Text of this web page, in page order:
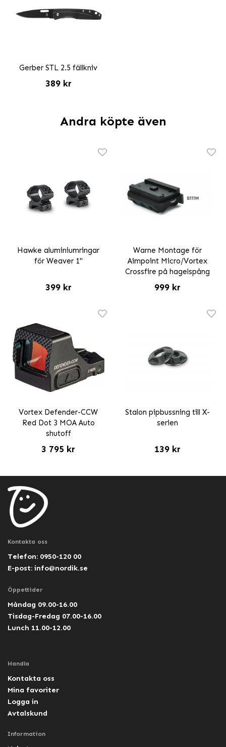
Gerber STL 2.5 fällkniv
389 kr
Andra köpte även
Hawke aluminiumringar
för Weaver 1"
399 kr
Warne Montage för
Aimpoint Micro/Vortex
Crossfire på hagelspång
999 kr
Vortex Defender-CCW
Red Dot 3 MOA Auto
shutoff
3 795 kr
Stalon pipbussning till X-
serien
139 kr
Kontakta oss
Telefon: 0950-120 00
E-post: info@nordik.se
Öppettider
Måndag 09.00-16.00
Tisdag-Fredag 07.00-16.00
Lunch 11.00-12.00
Handla
Kontakta oss
Mina favoriter
Logga in
Avtalskund
Information